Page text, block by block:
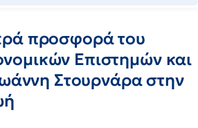
προσφορά του
Επιστημών και
Στουρνάρα στην